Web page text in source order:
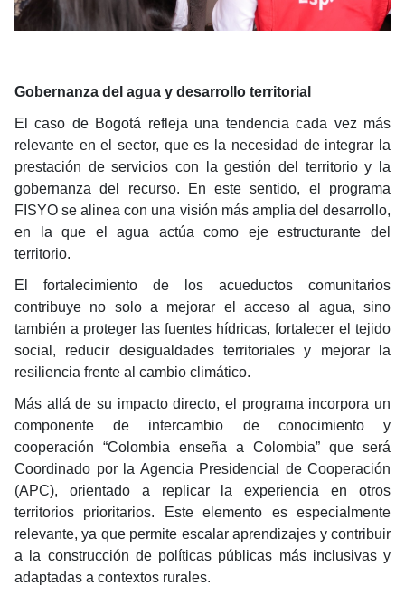
Gobernanza del agua y desarrollo territorial
El caso de Bogotá refleja una tendencia cada vez más
relevante en el sector, que es la necesidad de integrar la
prestación de servicios con la gestión del territorio y la
gobernanza del recurso. En este sentido, el programa
FISYO se alinea con una visión más amplia del desarrollo,
en la que el agua actúa como eje estructurante del
territorio.
El fortalecimiento de los acueductos comunitarios
contribuye no solo a mejorar el acceso al agua, sino
también a proteger las fuentes hídricas, fortalecer el tejido
social, reducir desigualdades territoriales y mejorar la
resiliencia frente al cambio climático.
Más allá de su impacto directo, el programa incorpora un
componente de intercambio de conocimiento y
cooperación “Colombia enseña a Colombia” que será
Coordinado por la Agencia Presidencial de Cooperación
(APC), orientado a replicar la experiencia en otros
territorios prioritarios. Este elemento es especialmente
relevante, ya que permite escalar aprendizajes y contribuir
a la construcción de políticas públicas más inclusivas y
adaptadas a contextos rurales.